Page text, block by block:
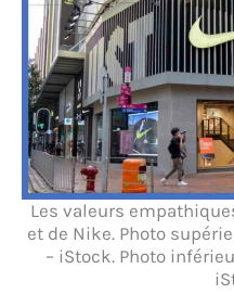
Les valeurs
et de Nike. Photo
– iStock. Photo